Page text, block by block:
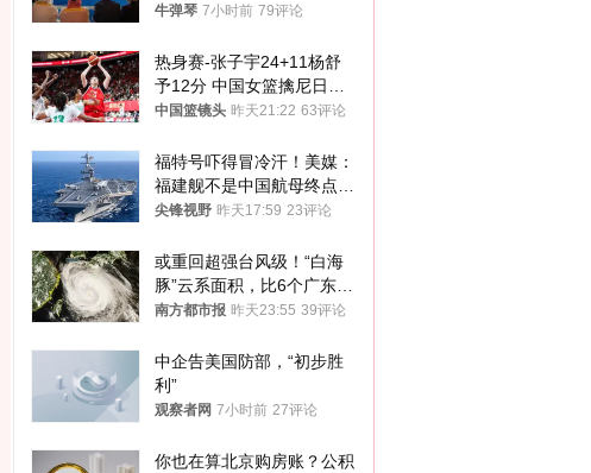
牛弹琴 7小时前 79评论
热身赛-张子宇24+11杨舒
予12分 中国女篮擒尼日利
亚
中国篮镜头 昨天21:22 63评论
福特号吓得冒冷汗！美媒：
福建舰不是中国航母终点，
而是新起点！
尖锋视野 昨天17:59 23评论
或重回超强台风级！“白海
豚”云系面积，比6个广东还
大！深圳官方：注意这件事
南方都市报 昨天23:55 39评论
中企告美国防部，“初步胜
利”
观察者网 7小时前 27评论
你也在算北京购房账？公积